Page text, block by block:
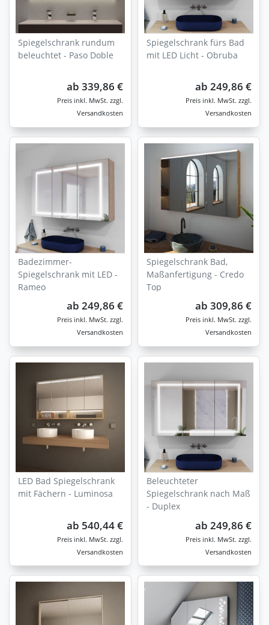
Spiegelschrank rundum
beleuchtet - Paso Doble
ab 339,86 €
zzgl.
Versandkosten
Spiegelschrank fürs Bad
mit LED Licht - Obruba
ab 249,86 €
zzgl.
Versandkosten
Badezimmer-
Spiegelschrank mit LED -
Rameo
ab 249,86 €
zzgl.
Versandkosten
Spiegelschrank Bad,
Maßanfertigung - Credo
Top
ab 309,86 €
zzgl.
Versandkosten
LED Bad Spiegelschrank
mit Fächern - Luminosa
ab 540,44 €
zzgl.
Versandkosten
Beleuchteter
Spiegelschrank nach Maß
- Duplex
ab 249,86 €
zzgl.
Versandkosten